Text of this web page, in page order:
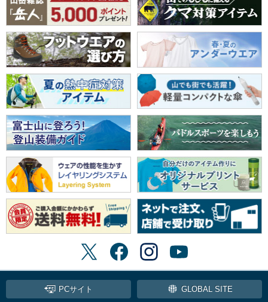
PCサイト GLOBAL SITE